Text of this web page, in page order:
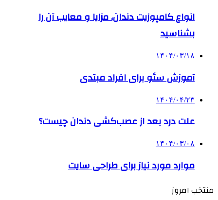
انواع کامپوزیت دندان، مزایا و معایب آن را
بشناسید
۱۴۰۴/۰۳/۱۸
آموزش سئو برای افراد مبتدی
۱۴۰۴/۰۴/۲۳
علت درد بعد از عصب‌کشی دندان چیست؟
۱۴۰۴/۰۳/۰۸
موارد مورد نیاز برای طراحی سایت
منتخب امروز